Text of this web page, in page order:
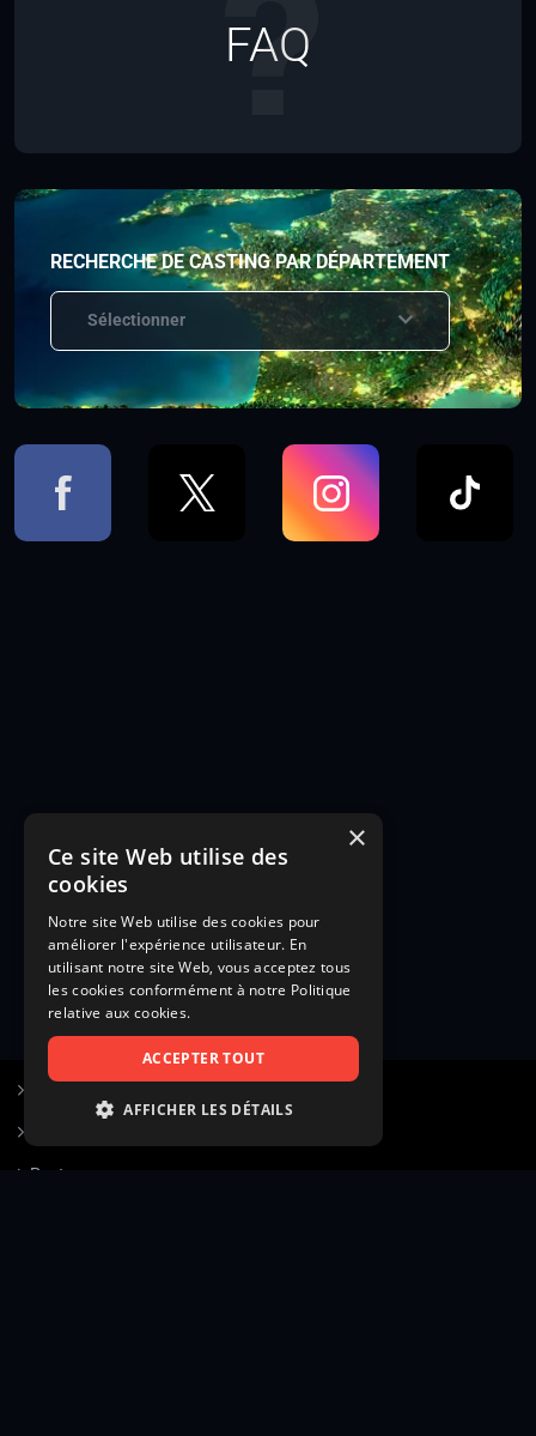
FAQ
RECHERCHE DE CASTING PAR DÉPARTEMENT
Sélectionner
Poster une annonce
×
Ce site Web utilise des
cookies
Notre site Web utilise des cookies pour
améliorer l'expérience utilisateur. En
utilisant notre site Web, vous acceptez tous
les cookies conformément à notre Politique
relative aux cookies.
ACCEPTER TOUT
AFFICHER LES DÉTAILS